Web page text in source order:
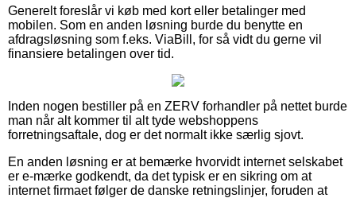
Generelt foreslår vi køb med kort eller betalinger med
mobilen. Som en anden løsning burde du benytte en
afdragsløsning som f.eks. ViaBill, for så vidt du gerne vil
finansiere betalingen over tid.
Inden nogen bestiller på en ZERV forhandler på nettet burde
man når alt kommer til alt tyde webshoppens
forretningsaftale, dog er det normalt ikke særlig sjovt.
En anden løsning er at bemærke hvorvidt internet selskabet
er e-mærke godkendt, da det typisk er en sikring om at
internet firmaet følger de danske retningslinjer, foruden at